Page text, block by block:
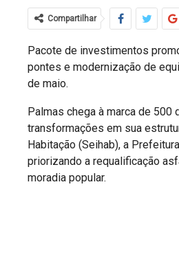
Compartilhar
Pacote de investimentos
pontes e modernização de
de maio.
Palmas chega à marca de
transformações em sua
Habitação (Seihab), a
priorizando a requalificação
moradia popular.